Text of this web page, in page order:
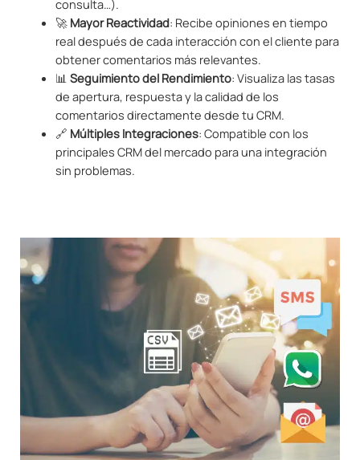
consulta…).
🚀 Mayor Reactividad: Recibe opiniones en tiempo
real después de cada interacción con el cliente para
obtener comentarios más relevantes.
📊 Seguimiento del Rendimiento: Visualiza las tasas
de apertura, respuesta y la calidad de los
comentarios directamente desde tu CRM.
🔗 Múltiples Integraciones: Compatible con los
principales CRM del mercado para una integración
sin problemas.